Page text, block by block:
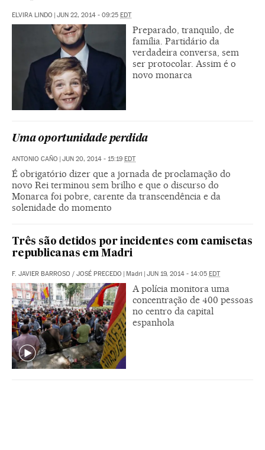
ELVIRA LINDO JUN 22, 2014 - 09:25 EDT
Preparado, tranquilo, de
família. Partidário da
verdadeira conversa, sem
ser protocolar. Assim é o
novo monarca
Uma oportunidade perdida
ANTONIO CAÑO JUN 20, 2014 - 15:19 EDT
É obrigatório dizer que a jornada de proclamação do
novo Rei terminou sem brilho e que o discurso do
Monarca foi pobre, carente da transcendência e da
solenidade do momento
Três são detidos por incidentes com camisetas
republicanas em Madri
F. JAVIER BARROSO / JOSÉ PRECEDO Madri JUN 19, 2014 - 14:05 EDT
A polícia monitora uma
concentração de 400 pessoas
no centro da capital
espanhola